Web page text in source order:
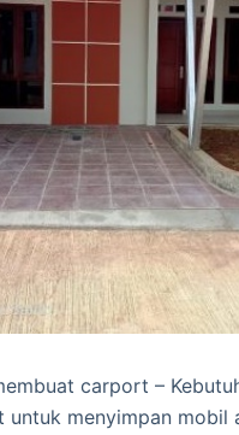
carport –
untuk menyimpan mobil